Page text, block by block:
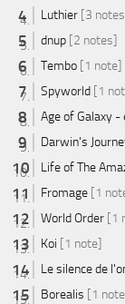
Luthier [3
dnup [2 notes]
Tembo [1 note]
Spyworld [1
Age of Galaxy
Darwin's
Life of The
Fromage [1
World Order [1
Koi [1 note]
Le silence de
Borealis [1